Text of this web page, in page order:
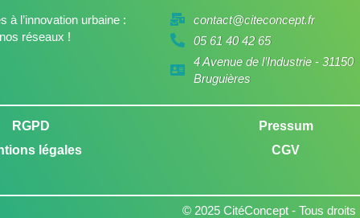
à l’innovation urbaine :
réseaux !
contact@citeconcept.fr
05 61 40 42 65
4 Avenue de l’Industrie - 31150
Bruguières
RGPD
légales
Pressum
CGV
© 2025 CitéConcept - Tous droits